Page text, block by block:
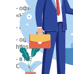
- официальном
«Ногликский» -
- официальном
- официальном
https://
- в МБУК
Сахалинская